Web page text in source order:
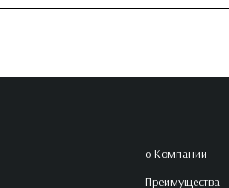
о Компании
Преимущества